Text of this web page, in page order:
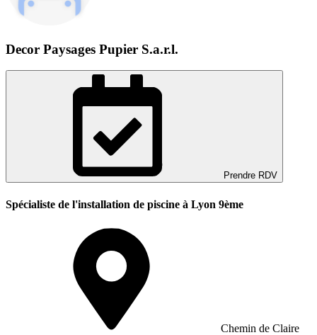
Decor Paysages Pupier S.a.r.l.
Prendre RDV
Spécialiste de l'installation de piscine à Lyon 9ème
Chemin de Claire